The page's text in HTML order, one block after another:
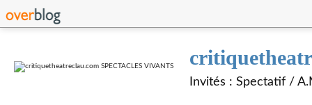
Invités : Spectatif /